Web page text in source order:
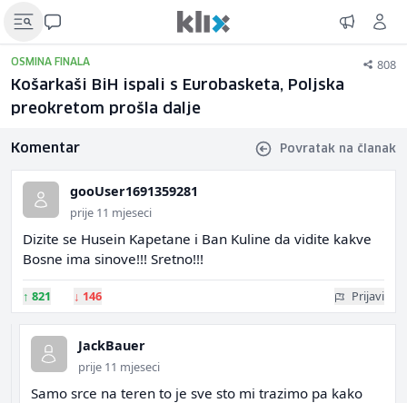
OSMINA FINALA 808
Košarkaši BiH ispali s Eurobasketa, Poljska
preokretom prošla dalje
Komentar Povratak na članak
gooUser1691359281
prije 11 mjeseci
Dizite se Husein Kapetane i Ban Kuline da vidite kakve
Bosne ima sinove!!! Sretno!!!
↑ 821 ↓ 146 Prijavi
JackBauer
prije 11 mjeseci
Samo srce na teren to je sve sto mi trazimo pa kako